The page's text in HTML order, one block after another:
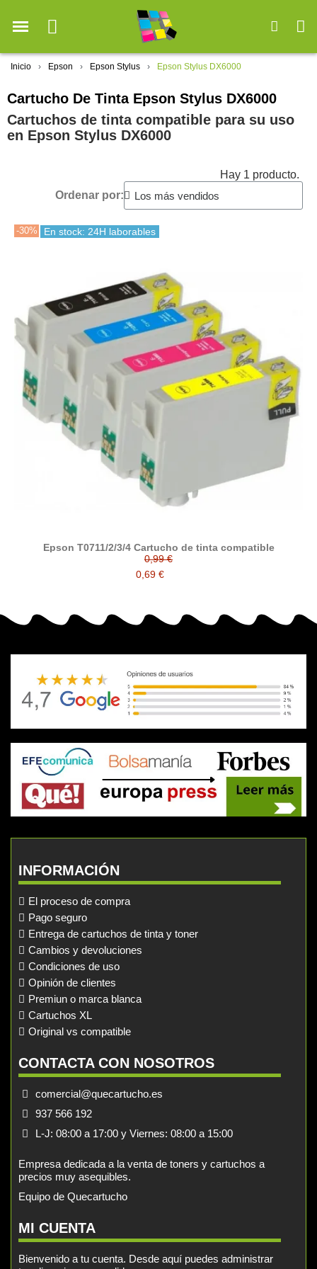
Inicio Epson Epson Stylus Epson Stylus DX6000
Cartucho De Tinta Epson Stylus DX6000
Cartuchos de tinta compatible para su uso
en Epson Stylus DX6000
Hay 1 producto.
Ordenar por:
-30% En stock: 24H laborables
Epson T0711/2/3/4 Cartucho de tinta compatible
0,99 €
0,69 €
INFORMACIÓN
El proceso de compra
Pago seguro
Entrega de cartuchos de tinta y toner
Cambios y devoluciones
Condiciones de uso
Opinión de clientes
Premiun o marca blanca
Cartuchos XL
Original vs compatible
CONTACTA CON NOSOTROS
comercial@quecartucho.es
937 566 192
L-J: 08:00 a 17:00 y Viernes: 08:00 a 15:00
Empresa dedicada a la venta de toners y cartuchos a
precios muy asequibles.
Equipo de Quecartucho
MI CUENTA
Bienvenido a tu cuenta. Desde aquí puedes administrar